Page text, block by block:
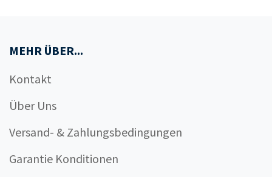
MEHR ÜBER...
Kontakt
Über Uns
Versand- & Zahlungsbedingungen
Garantie Konditionen